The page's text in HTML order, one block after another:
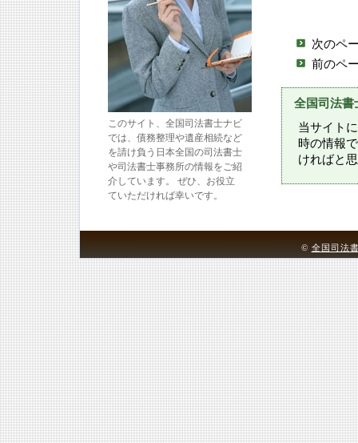
次のペ
前のペ
全国司法書
当サイト
時の情報
ければと
このサイト、全国司法書士ナビ
では、債務整理や遺産相続など
を請け負う日本全国の司法書士
や司法書士事務所の情報をご紹
介しています。 ぜひ、お役立
ていただければ幸いです。
© 全国司法